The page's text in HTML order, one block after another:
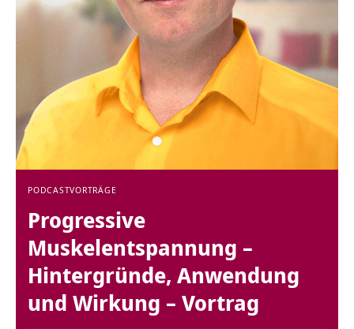
PODCASTVORTRÄGE
Progressive
Muskelentspannung –
Hintergründe, Anwendung
und Wirkung – Vortrag